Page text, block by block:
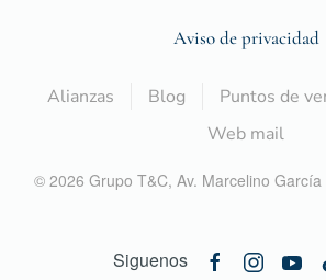
Aviso de privacidad
Alianzas Blog Puntos de
Web mail
© 2026 Grupo T&C, Av. Marcelino
Siguenos